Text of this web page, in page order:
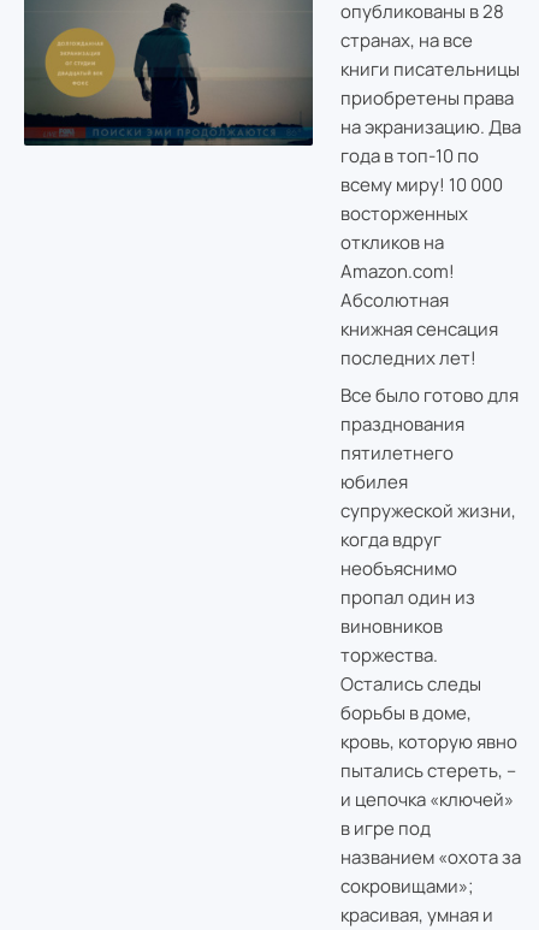
опубликованы в 28
странах, на все
книги писательницы
приобретены права
на экранизацию. Два
года в топ-10 по
всему миру! 10 000
восторженных
откликов на
Amazon.com!
Абсолютная
книжная сенсация
последних лет!
Все было готово для
празднования
пятилетнего
юбилея
супружеской жизни,
когда вдруг
необъяснимо
пропал один из
виновников
торжества.
Остались следы
борьбы в доме,
кровь, которую явно
пытались стереть, –
и цепочка «ключей»
в игре под
названием «охота за
сокровищами»;
красивая, умная и